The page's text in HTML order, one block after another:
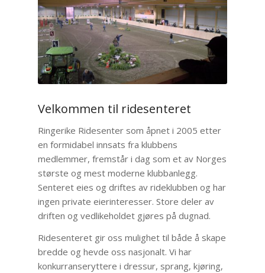
Velkommen til ridesenteret
Ringerike Ridesenter som åpnet i 2005 etter
en formidabel innsats fra klubbens
medlemmer, fremstår i dag som et av Norges
største og mest moderne klubbanlegg.
Senteret eies og driftes av rideklubben og har
ingen private eierinteresser. Store deler av
driften og vedlikeholdet gjøres på dugnad.
Ridesenteret gir oss mulighet til både å skape
bredde og hevde oss nasjonalt. Vi har
konkurranseryttere i dressur, sprang, kjøring,